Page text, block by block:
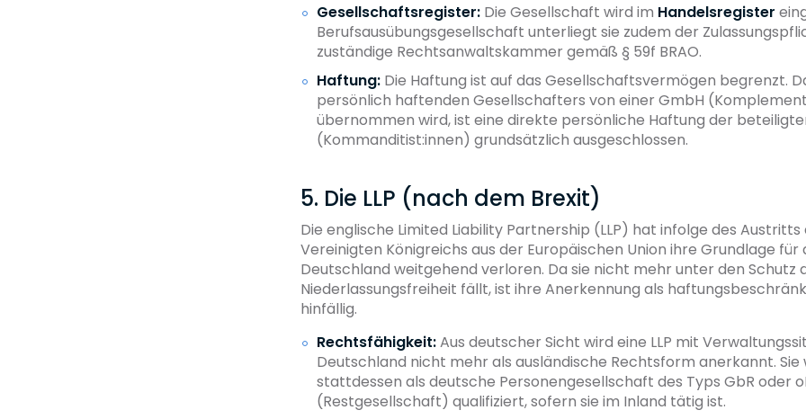
Gesellschaftsregister:Die Gesellschaft wird im Handelsregister
Berufsausübungsgesellschaft unterliegt sie zudem der
zuständige Rechtsanwaltskammer gemäß § 59f BRAO.
Haftung:Die Haftung ist auf das Gesellschaftsvermögen begrenzt.
persönlich haftenden Gesellschafters von einer GmbH
übernommen wird, ist eine direkte persönliche Haftung der
(Kommanditist:innen) grundsätzlich ausgeschlossen.
5. Die LLP (nach dem Brexit)
Die englische Limited Liability Partnership (LLP) hat infolge des Austritts
Vereinigten Königreichs aus der Europäischen Union ihre Grundlage für
Deutschland weitgehend verloren. Da sie nicht mehr unter den Schutz
Niederlassungsfreiheit fällt, ist ihre Anerkennung als
hinfällig.
Rechtsfähigkeit:Aus deutscher Sicht wird eine LLP mit
Deutschland nicht mehr als ausländische Rechtsform anerkannt. Sie
stattdessen als deutsche Personengesellschaft des Typs GbR oder
(Restgesellschaft) qualifiziert, sofern sie im Inland tätig ist.